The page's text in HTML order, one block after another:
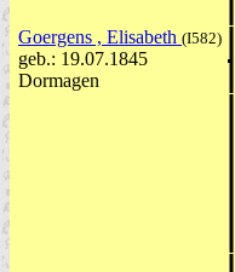
Goergens , Elisabeth (I582)
geb.: 19.07.1845
Dormagen